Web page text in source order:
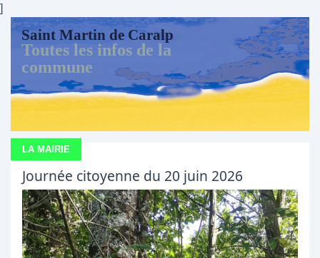
]
Saint Martin de Caralp
Toutes les infos de la
commune
LA MAIRIE
Journée citoyenne du 20 juin 2026